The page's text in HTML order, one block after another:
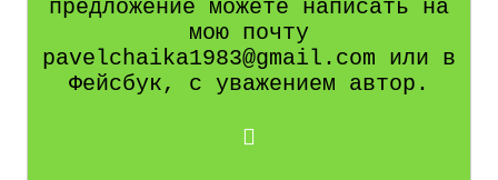
предложение можете написать на
мою почту
pavelchaika1983@gmail.com или в
Фейсбук, с уважением автор.